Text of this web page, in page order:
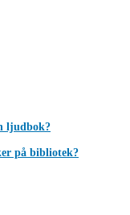
ljudbok?
på bibliotek?